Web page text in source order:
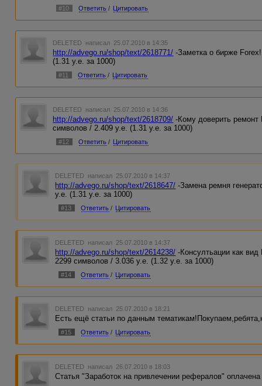
#10 Ответить / Цитировать
DELETED написал 25.07.2010 в 14:35
http://advego.ru/shop/text/2618771/ -Заметка о бирже
(1.31 у.е. за 1000)
#11 Ответить / Цитировать
DELETED написал 25.07.2010 в 14:36
http://advego.ru/shop/text/2618709/ -Кому доверить ремонт
символов / 2.409 у.е. (1.31 у.е. за 1000)
#12 Ответить / Цитировать
DELETED написал 25.07.2010 в 14:37
http://advego.ru/shop/text/2618647/ -Замена ремня
у.е. (1.31 у.е. за 1000)
#13 Ответить / Цитировать
DELETED написал 25.07.2010 в 14:37
http://advego.ru/shop/text/2614238/ -Консултьации как вид
2299 символов / 3.036 у.е. (1.32 у.е. за 1000)
#14 Ответить / Цитировать
DELETED написал 25.07.2010 в 18:21
Есть ещё статьи по данным
#15 Ответить / Цитировать
DELETED написал 26.07.2010 в 18:03
Статья "Заработок на привлечении рефералов"